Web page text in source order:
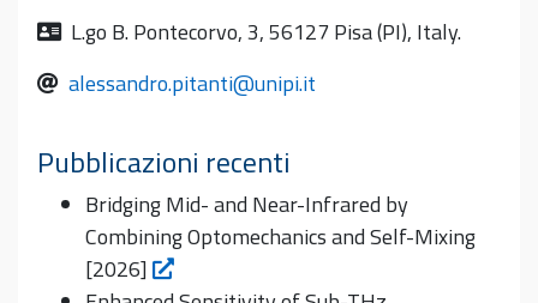
L.go B. Pontecorvo, 3, 56127 Pisa (PI), Italy.
alessandro.pitanti@unipi.it
Pubblicazioni recenti
Bridging Mid- and Near-Infrared by
Combining Optomechanics and Self-Mixing
[2026]